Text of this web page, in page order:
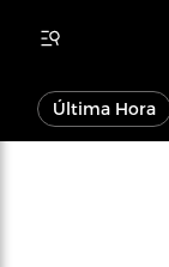
Última Hora